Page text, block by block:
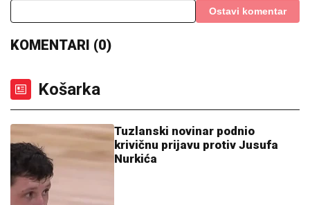
Ostavi komentar
KOMENTARI (0)
Košarka
Tuzlanski novinar podnio
krivičnu prijavu protiv Jusufa
Nurkića